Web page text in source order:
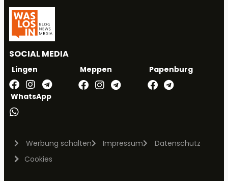
SOCIAL MEDIA
Lingen Meppen Papenburg
WhatsApp
Werbung schalten Impressum
Datenschutz
Cookies